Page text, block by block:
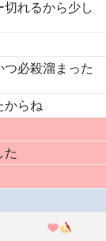
れるから少し
必殺溜まった
からね
た